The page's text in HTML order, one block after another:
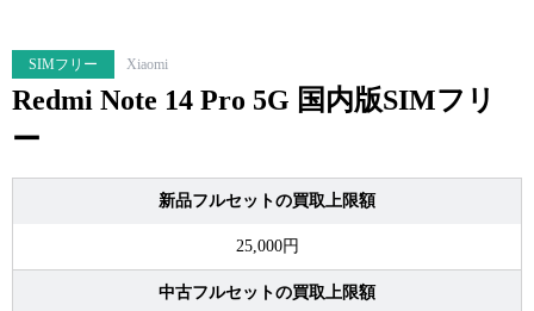
SIMフリー Xiaomi
Redmi Note 14 Pro 5G 国内版SIMフリ
ー
新品フルセットの買取上限額
25,000円
中古フルセットの買取上限額